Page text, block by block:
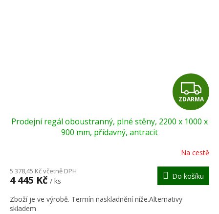
Z
D
A
R
M
A
ZDARMA
Prodejní regál oboustranný, plné stěny, 2200 x 1000 x
900 mm, přídavný, antracit
Na cestě
5 378,45 Kč včetně DPH
4 445 Kč / ks
Do košíku
Zboží je ve výrobě. Termín naskladnění níže.Alternativy
skladem